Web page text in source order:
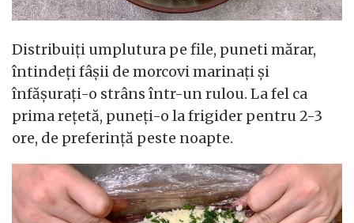
Distribuiți umplutura pe file, puneti mărar,
întindeți fâșii de morcovi marinați și
înfășurați-o strâns într-un rulou. La fel ca
prima rețetă, puneți-o la frigider pentru 2-3
ore, de preferință peste noapte.